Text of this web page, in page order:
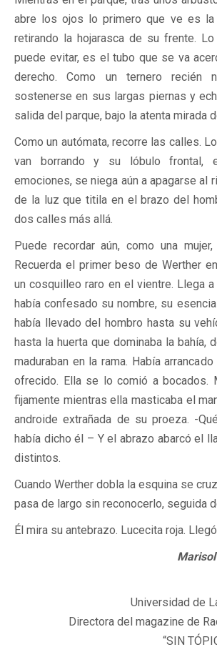
abre los ojos lo primero que ve es la
retirando la hojarasca de su frente.
puede evitar, es el tubo que se va
derecho. Como un ternero recién
sostenerse en sus largas piernas y
salida del parque, bajo la atenta mirada
Como un autómata, recorre las calles.
van borrando y su lóbulo frontal,
emociones, se niega aún a apagarse al
de la luz que titila en el brazo del
dos calles más allá.
Puede recordar aún, como una mujer,
Recuerda el primer beso de Werther
un cosquilleo raro en el vientre. Llega
había confesado su nombre, su
había llevado del hombro hasta su
hasta la huerta que dominaba la bahía,
maduraban en la rama. Había
ofrecido. Ella se lo comió a bocados.
fijamente mientras ella masticaba el
androide extrañada de su proeza. -
había dicho él – Y el abrazo abarcó el
distintos.
Cuando Werther dobla la esquina se
pasa de largo sin reconocerlo, seguida
Él mira su antebrazo. Lucecita roja.
Universidad de
Directora del magazine de
“SIN